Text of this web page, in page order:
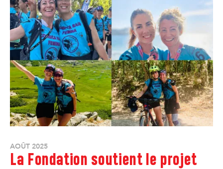
AOÛT 2025
La Fondation soutient le projet